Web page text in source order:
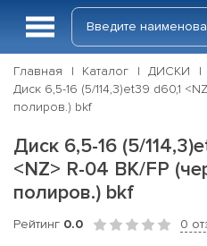
Главная Каталог ДИСКИ
Диск 6,5-16 (5/114,3)et39 d60,1
полиров.) bkf
Диск 6,5-16 (5/
<NZ> R-04 BK/FP
полиров.) bkf
Рейтинг 0.0 0